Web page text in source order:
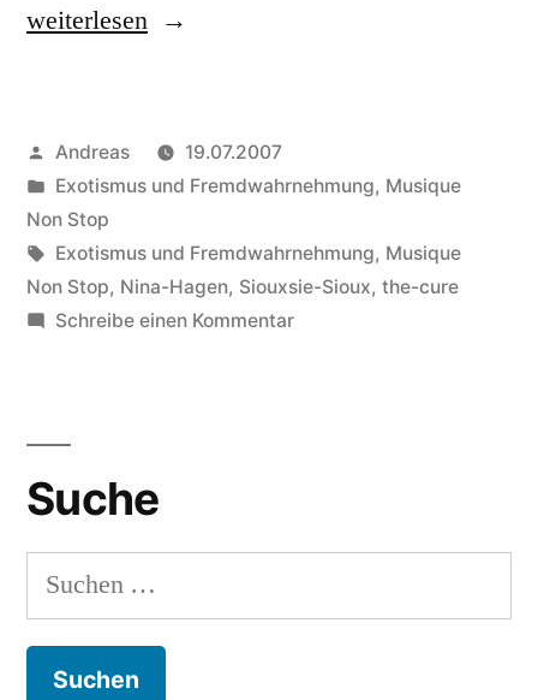
„Siouxsie
Into
a
Swan“
weiterlesen
Veröffentlicht
von
Andreas
19.07.2007
Veröffentlicht
in
Exotismus und Fremdwahrnehmung, Musique
Non Stop
Schlagwörter:
Exotismus und Fremdwahrnehmung, Musique
Non Stop, Nina-Hagen, Siouxsie-Sioux, the-cure
Schreibe einen Kommentarzu
Suche
Suchen
nach: